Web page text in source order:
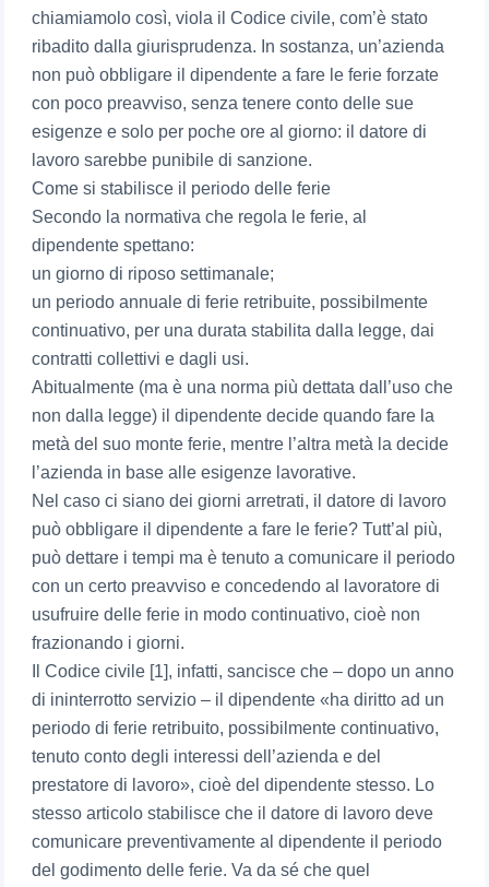
chiamiamolo così, viola il Codice civile, com’è stato
ribadito dalla giurisprudenza. In sostanza, un’azienda
non può obbligare il dipendente a fare le ferie forzate
con poco preavviso, senza tenere conto delle sue
esigenze e solo per poche ore al giorno: il datore di
lavoro sarebbe punibile di sanzione.
Come si stabilisce il periodo delle ferie
Secondo la normativa che regola le ferie, al
dipendente spettano:
un giorno di riposo settimanale;
un periodo annuale di ferie retribuite, possibilmente
continuativo, per una durata stabilita dalla legge, dai
contratti collettivi e dagli usi.
Abitualmente (ma è una norma più dettata dall’uso che
non dalla legge) il dipendente decide quando fare la
metà del suo monte ferie, mentre l’altra metà la decide
l’azienda in base alle esigenze lavorative.
Nel caso ci siano dei giorni arretrati, il datore di lavoro
può obbligare il dipendente a fare le ferie? Tutt’al più,
può dettare i tempi ma è tenuto a comunicare il periodo
con un certo preavviso e concedendo al lavoratore di
usufruire delle ferie in modo continuativo, cioè non
frazionando i giorni.
Il Codice civile [1], infatti, sancisce che – dopo un anno
di ininterrotto servizio – il dipendente «ha diritto ad un
periodo di ferie retribuito, possibilmente continuativo,
tenuto conto degli interessi dell’azienda e del
prestatore di lavoro», cioè del dipendente stesso. Lo
stesso articolo stabilisce che il datore di lavoro deve
comunicare preventivamente al dipendente il periodo
del godimento delle ferie. Va da sé che quel